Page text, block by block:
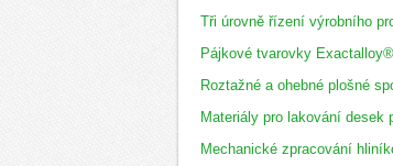
Tři úrovně řízení výrobního
Pájkové tvarovky
Roztažné a ohebné plošné
Materiály pro lakování desek
Mechanické zpracování